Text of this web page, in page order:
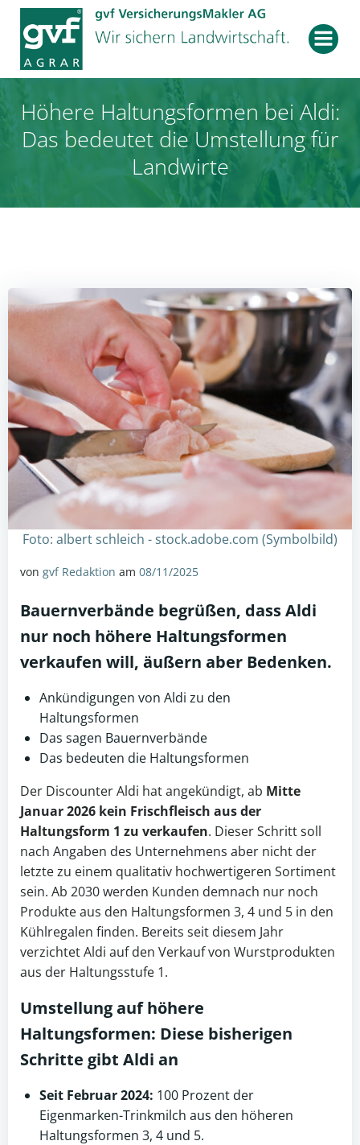
Zum
Inhalt
springen
Höhere Haltungsformen bei Aldi:
Das bedeutet die Umstellung für
Landwirte
Foto: albert schleich - stock.adobe.com (Symbolbild)
von gvf Redaktion am 08/11/2025
Bauernverbände begrüßen, dass Aldi
nur noch höhere Haltungsformen
verkaufen will, äußern aber Bedenken.
Ankündigungen von Aldi zu den
Haltungsformen
Das sagen Bauernverbände
Das bedeuten die Haltungsformen
Der Discounter Aldi hat angekündigt, ab Mitte
Januar 2026 kein Frischfleisch aus der
Haltungsform 1 zu verkaufen. Dieser Schritt soll
nach Angaben des Unternehmens aber nicht der
letzte zu einem qualitativ hochwertigeren Sortiment
sein. Ab 2030 werden Kunden demnach nur noch
Produkte aus den Haltungsformen 3, 4 und 5 in den
Kühlregalen finden. Bereits seit diesem Jahr
verzichtet Aldi auf den Verkauf von Wurstprodukten
aus der Haltungsstufe 1.
Umstellung auf höhere
Haltungsformen: Diese bisherigen
Schritte gibt Aldi an
Seit Februar 2024: 100 Prozent der
Eigenmarken-Trinkmilch aus den höheren
Haltungsformen 3, 4 und 5.